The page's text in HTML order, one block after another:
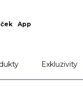
App
Exkluzivity